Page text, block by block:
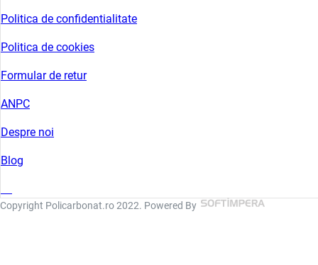
Politica de confidentialitate
Politica de cookies
Formular de retur
ANPC
Despre noi
Blog
Copyright Policarbonat.ro 2022. Powered By